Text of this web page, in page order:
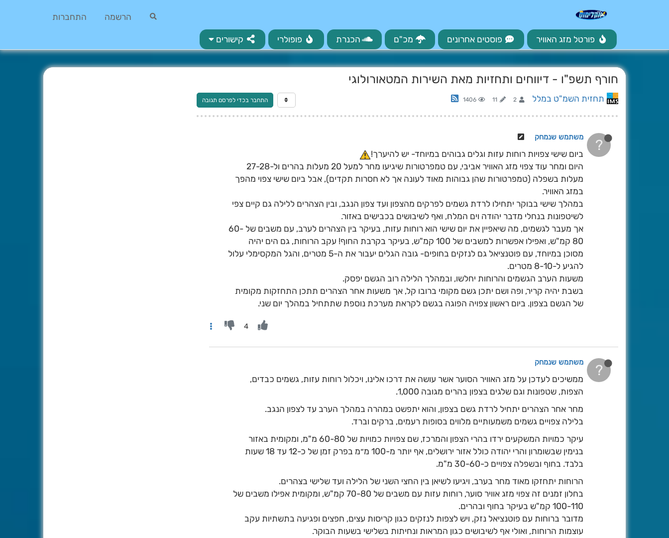
הרשמה התחברות
פורטל מזג האוויר פוסטים אחרונים מכ"ם הכנרת פופולרי קישורים
חורף תשפ"ו - דיווחים ותחזיות מאת השירות המטאורולוגי
תחזית השמ"ט במלל 2
11
1406 התחבר בכדי לפרסם תגובה
? משתמש שנמחק
ביום שישי צפויות רוחות עזות וגלים גבוהים במיוחד- יש להיערך!
היום ומחר עוד צפוי מזג האוויר אביבי, עם טמפרטורות שיגיעו מחר למעל 20 מעלות בהרים ול-27-28
מעלות בשפלה (טמפרטורות שהן גבוהות מאוד לעונה אך לא חסרות תקדים), אבל ביום שישי צפוי מהפך
במזג האוויר.
במהלך שישי בבוקר יתחילו לרדת גשמים לפרקים מהצפון ועד צפון הנגב, ובין הצהרים ללילה גם קיים צפי
לשיטפונות בנחלי מדבר יהודה וים המלח, ואף לשיבושים בכבישים באזור.
אך מעבר לגשמים, מה שיאפיין את יום שישי הוא רוחות עזות, בעיקר בין הצהרים לערב, עם משבים של 60-
80 קמ"ש, ואפילו אפשרות למשבים של 100 קמ"ש, בעיקר בקרבת החוף! עקב הרוחות, גם הים יהיה
מסוכן במיוחד, עם פוטנציאל גם לנזקים בחופים- גובה הגלים יעבור את ה-5 מטרים, והגל המקסימלי עלול
להגיע ל-8-10 מטרים.
משעות הערב הגשמים והרוחות יחלשו, ובמהלך הלילה רוב הגשם יפסק.
בשבת יהיה קריר, ופה ושם יתכן גשם מקומי ברובו קל, אך משעות אחר הצהרים תתכן התחזקות מקומית
של הגשם בצפון. ביום ראשון צפויה הפוגה בגשם לקראת מערכת נוספת שתתחיל במהלך יום שני.
4
? משתמש שנמחק
ממשיכים לעדכן על מזג האוויר הסוער אשר עושה את דרכו אלינו, ויכלול רוחות עזות, גשמים כבדים,
הצפות, שטפונות וגם שלגים בצפון בהרים מגובה 1,000.
מחר אחר הצהרים יתחיל לרדת גשם בצפון, והוא יתפשט במהרה במהלך הערב עד לצפון הנגב.
בלילה צפויים גשמים משמעותיים מלווים בסופות רעמים, ברקים וברד.
עיקר כמויות המשקעים ירדו בהרי הצפון והמרכז, שם צפויות כמויות של 60-80 מ"מ, ומקומית באזור
בנימין שבשומרון והרי יהודה כולל אזור ירושלים, אף יותר מ-100 מ״מ בפרק זמן של כ-12 עד 18 שעות
בלבד. בחוף ובשפלה צפויים כ-30-60 מ"מ.
הרוחות יתחזקו מאוד מחר בערב, ויגיעו לשיאן בין החצי השני של הלילה ועד שלישי בצהרים.
בחלון זמנים זה צפוי מזג אוויר סוער, רוחות עזות עם משבים של 70-80 קמ"ש, ומקומית אפילו משבים של
100-110 קמ"ש בעיקר בחוף ובהרים.
מדובר ברוחות עם פוטנציאל נזק, ויש לצפות לנזקים כגון קריסות עצים, חפצים ופגיעה בתשתיות עקב
עוצמות הרוחות, ואולי אף לשיבושים כגון המראות ונחיתות בשלישי בשעות הבוקר.